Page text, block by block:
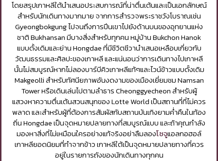
โดยสรุปเกาหลีใต้นำเสนอประสบการณ์ที่น่าตื่นเต้นและเป็นเอกลักษณ์
สำหรับนักเดินทางมากมาย จากการสำรวจพระราชวังโบราณเช่น
Gyeongbokgung ไปจนถึงการปีนเขาไปยังด้านบนของอุทยานแห่ง
ชาติ Bukhansan มีบางสิ่งสำหรับทุกคน หมู่บ้าน Bukchon Hanok
แบบดั้งเดิมและย่าน Hongdae ที่มีชีวิตชีวานำเสนอเหลือบเกี่ยวกับ
วัฒนธรรมและศิลปะของเกาหลี และแน่นอนว่าการเดินทางไปเกาหลี
นั้นไม่สมบูรณ์หากไม่ลองบาร์บีคิวเกาหลีแท้ๆและไวน์ข้าวแบบดั้งเดิม
Makgeolli สำหรับทัศนียภาพอันงดงามของเมืองเยี่ยมชม Namsan
Tower หรือเดินเล่นไปตามลำธาร Cheonggyecheon สำหรับผู้
แสวงหาความตื่นเต้นสวนสนุกของ Lotte World เป็นสถานที่ที่ไม่ควร
พลาด และสำหรับผู้ที่ต้องการสัมผัสกับสถานบันเทิงยามค่ำคืนในท้อง
ถิ่น Hongdae เป็นจุดหมายปลายทางที่สมบูรณ์แบบ และถ้าคุณกำลัง
มองหาสิ่งที่ไม่เหมือนใครอย่างแท้จริงอย่าลืมลองโซจูแอลกอฮอล์
เกาหลียอดนิยมที่ทำจากข้าว เกาหลีใต้เป็นจุดหมายปลายทางที่ควร
อยู่ในรายการถังของนักเดินทางทุกคน